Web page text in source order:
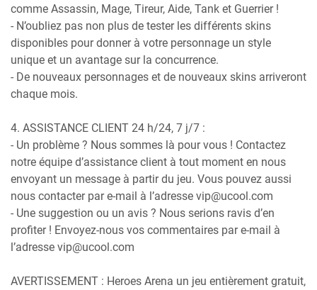
comme Assassin, Mage, Tireur, Aide, Tank et Guerrier !
- N’oubliez pas non plus de tester les différents skins
disponibles pour donner à votre personnage un style
unique et un avantage sur la concurrence.
- De nouveaux personnages et de nouveaux skins arriveront
chaque mois.
4. ASSISTANCE CLIENT 24 h/24, 7 j/7 :
- Un problème ? Nous sommes là pour vous ! Contactez
notre équipe d’assistance client à tout moment en nous
envoyant un message à partir du jeu. Vous pouvez aussi
nous contacter par e-mail à l’adresse vip@ucool.com
- Une suggestion ou un avis ? Nous serions ravis d’en
profiter ! Envoyez-nous vos commentaires par e-mail à
l’adresse vip@ucool.com
AVERTISSEMENT : Heroes Arena un jeu entièrement gratuit,